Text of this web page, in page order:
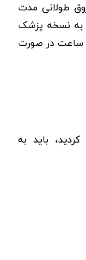
طولانی مدت
به نسخه پزشک
ساعت در صورت
باید به